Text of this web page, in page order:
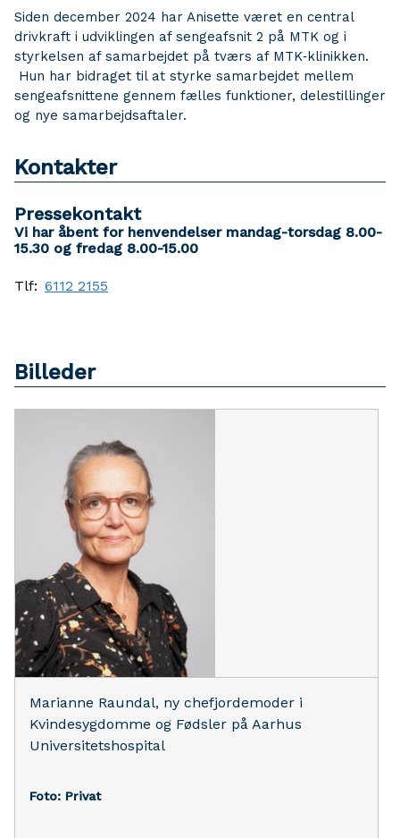
Siden december 2024 har Anisette været en central
drivkraft i udviklingen af sengeafsnit 2 på MTK og i
styrkelsen af samarbejdet på tværs af MTK‑klinikken.
Hun har bidraget til at styrke samarbejdet mellem
sengeafsnittene gennem fælles funktioner, delestillinger
og nye samarbejdsaftaler.
Kontakter
Pressekontakt
Vi har åbent for henvendelser mandag-torsdag 8.00-
15.30 og fredag 8.00-15.00
Tlf: 6112 2155
Billeder
Marianne Raundal, ny chefjordemoder i
Kvindesygdomme og Fødsler på Aarhus
Universitetshospital
Foto: Privat